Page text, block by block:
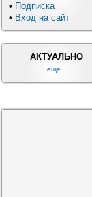
• Подписка
• Вход на сайт
АКТУАЛЬНО
еще...